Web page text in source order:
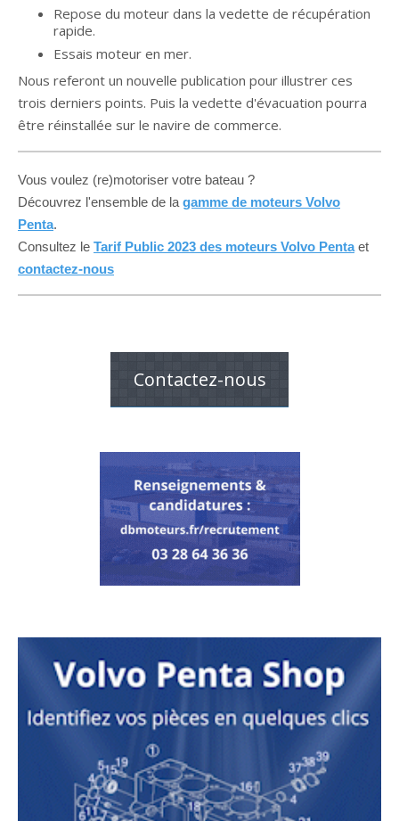
Repose du moteur dans la vedette de récupération
rapide.
Essais moteur en mer.
Nous referont un nouvelle publication pour illustrer ces
trois derniers points. Puis la vedette d'évacuation pourra
être réinstallée sur le navire de commerce.
Vous voulez (re)motoriser votre bateau ?
Découvrez l'ensemble de la gamme de moteurs Volvo
Penta.
Consultez le Tarif Public 2023 des moteurs Volvo Penta et
contactez-nous
Contactez-nous